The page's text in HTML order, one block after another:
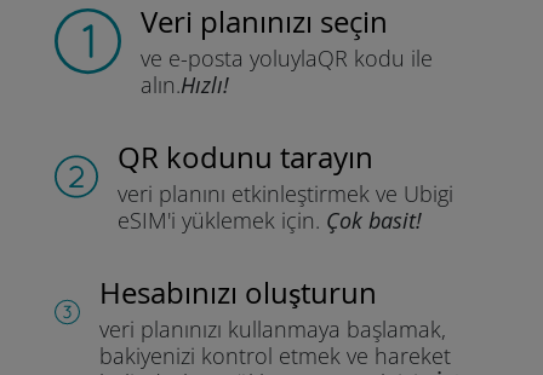
Veri planınızı seçin
ve e-posta yoluylaQR kodu ile
alın.Hızlı!
QR kodunu tarayın
veri planını etkinleştirmek ve Ubigi
eSIM'i yüklemek için. Çok basit!
Hesabınızı oluşturun
veri planınızı kullanmaya başlamak,
bakiyenizi kontrol etmek ve hareket